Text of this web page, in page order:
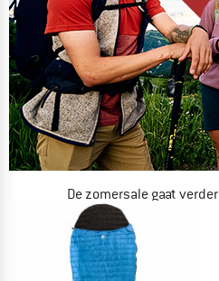
De zomersale gaat verder
NU TOT MAAR LIEFST -50%
NAAR DE SALE